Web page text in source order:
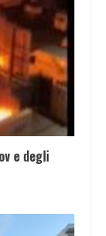
e degli